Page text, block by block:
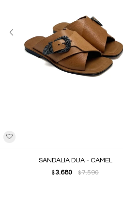
SANDALIA DUA - CAMEL
$3.680 $7.590